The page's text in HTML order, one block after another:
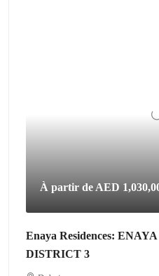
À partir de AED
Enaya Residences:
DISTRICT 3